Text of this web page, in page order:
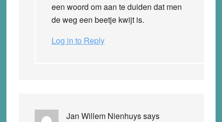
een woord om aan te duiden dat men
de weg een beetje kwijt is.
Log in to Reply
Jan Willem Nienhuyssays